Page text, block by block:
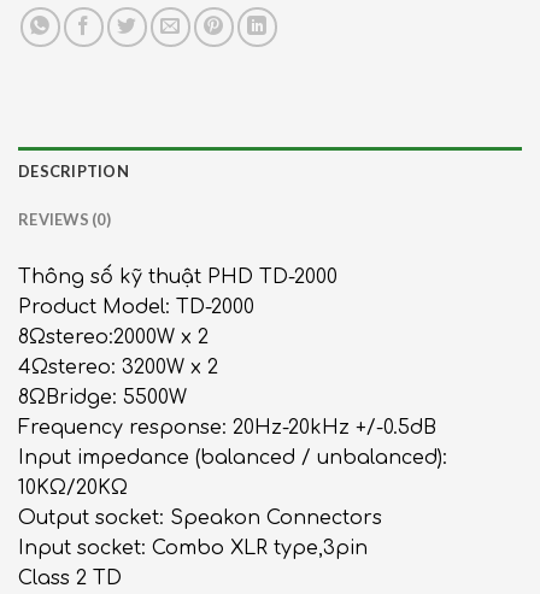
DESCRIPTION
REVIEWS (0)
Thông số kỹ thuật PHD TD-2000
Product Model: TD-2000
8Ωstereo:2000W x 2
4Ωstereo: 3200W x 2
8ΩBridge: 5500W
Frequency response: 20Hz-20kHz +/-0.5dB
Input impedance (balanced / unbalanced):
10KΩ/20KΩ
Output socket: Speakon Connectors
Input socket: Combo XLR type,3pin
Class 2 TD